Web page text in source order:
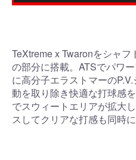
TeXtreme x Twaronをシャ
の部分に搭載。ATSでパワ
に高分子エラストマーの
動を取り除き快適な打球感
でスウィートエリアが拡大
スしてクリアな打感も同時